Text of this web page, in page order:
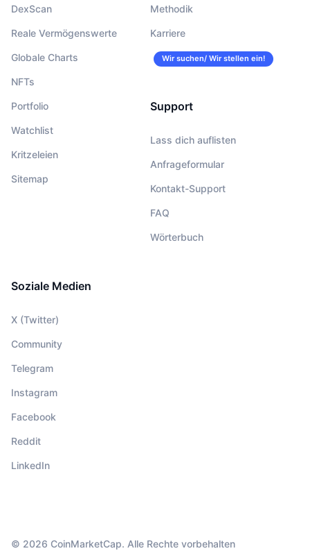
DexScan
Reale Vermögenswerte
Globale Charts
NFTs
Portfolio
Watchlist
Kritzeleien
Sitemap
Methodik
Karriere
Wir suchen/ Wir stellen ein!
Support
Lass dich auflisten
Anfrageformular
Kontakt-Support
FAQ
Wörterbuch
Soziale Medien
X (Twitter)
Community
Telegram
Instagram
Facebook
Reddit
LinkedIn
© 2026 CoinMarketCap. Alle Rechte vorbehalten